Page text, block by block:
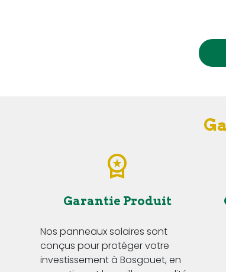
Garantie Produit
Nos panneaux solaires sont
conçus pour protéger votre
investissement à Bosgouet, en